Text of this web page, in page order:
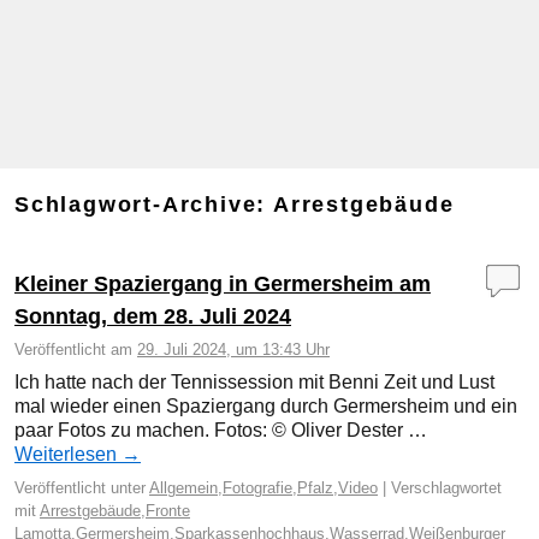
Schlagwort-Archive:Arrestgebäude
Kleiner Spaziergang in Germersheim am
Sonntag, dem 28. Juli 2024
Veröffentlicht am 29. Juli 2024, um 13:43 Uhr
Ich hatte nach der Tennissession mit Benni Zeit und Lust
mal wieder einen Spaziergang durch Germersheim und ein
paar Fotos zu machen. Fotos: © Oliver Dester …
Weiterlesen →
Veröffentlicht unter Allgemein Fotografie Pfalz Video
Verschlagwortet
mit Arrestgebäude Fronte
Lamotta Germersheim Sparkassenhochhaus Wasserrad Weißenburger